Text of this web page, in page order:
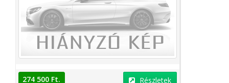
274 500 Ft. Részletek